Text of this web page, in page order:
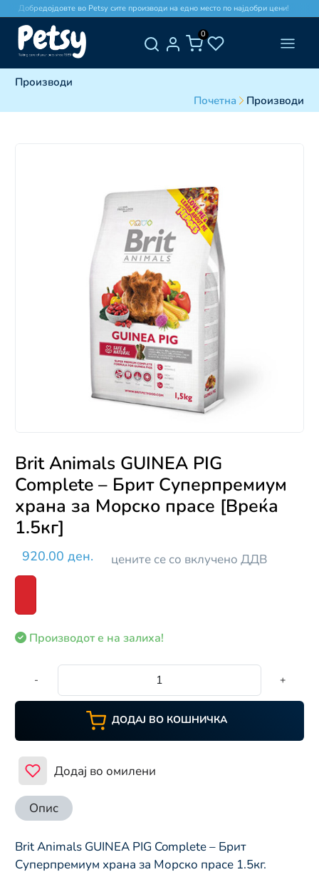
Добредојдовте во Petsy сите производи на едно место по најдобри цени!
0
Производи
Почетна
Производи
Brit Animals GUINEA PIG
Complete – Брит Суперпремиум
храна за Морско прасе [Вреќа
1.5кг]
920.00 ден. цените се со вклучено ДДВ
Производот е на залиха!
- +
ДОДАЈ ВО КОШНИЧКА
Додај во омилени
Опис
Brit Animals GUINEA PIG Complete – Брит
Суперпремиум храна за Морско прасе 1.5кг.